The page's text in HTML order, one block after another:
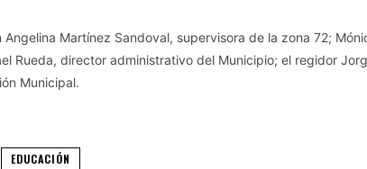
Angelina Martínez Sandoval, supervisora de la zona 72;
Rueda, director administrativo del Municipio; el regidor
Municipal.
EDUCACIÓN